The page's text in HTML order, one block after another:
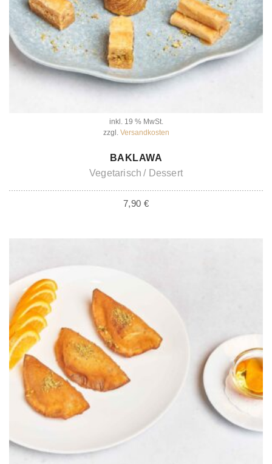
inkl. 19 % MwSt.
zzgl. Versandkosten
IN DEN WARENKORB
BAKLAWA
Vegetarisch
Dessert
7,90 €